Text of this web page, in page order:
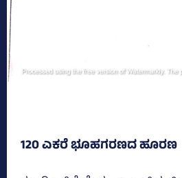
120 ಎಕರೆ ಭೂಹಗರಣದ ಹೂರಣ